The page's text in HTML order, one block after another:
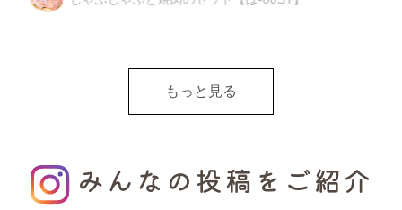
【は-45JF】
もっと見る
みんなの投稿をご紹介